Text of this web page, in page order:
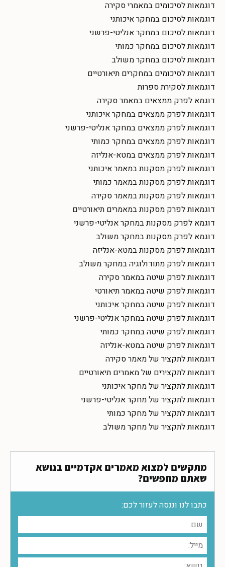
דוגמאות לסיכומים במאמרי סקירה
דוגמאות לסיכום במחקר איכותני
דוגמאות לסיכום במחקר אנליטי-פרשני
דוגמאות לסיכום במחקר כמותי
דוגמאות לסיכום במחקר משולב
דוגמאות לסיכומים במחקרים תיאורטיים
דוגמאות לסקירת ספרות
דוגמא לפרק ממצאים במאמר סקירה
דוגמאות לפרק ממצאים במחקר איכותני
דוגמאות לפרק ממצאים במחקר אנליטי-פרשני
דוגמאות לפרק ממצאים במחקר כמותי
דוגמאות לפרק ממצאים במטא-אנליזה
דוגמאות לפרק מסקנות במאמר איכותני
דוגמאות לפרק מסקנות במאמר כמותי
דוגמאות לפרק מסקנות במאמר סקירה
דוגמאות לפרק מסקנות במאמרים תיאורטיים
דוגמא לפרק מסקנות במחקר אנליטי-פרשני
דוגמא לפרק מסקנות במחקר משולב
דוגמאות לפרק מסקנות במטא-אנליזה
דוגמאות לפרק מתודולוגיה במחקר משולב
דוגמאות לפרק שיטה במאמר סקירה
דוגמאות לפרק שיטה במאמר תיאורטי
דוגמאות לפרק שיטה במחקר איכותני
דוגמאות לפרק שיטה במחקר אנליטי-פרשני
דוגמאות לפרק שיטה במחקר כמותי
דוגמאות לפרק שיטה במטא-אנליזה
דוגמאות לתקציר של מאמר סקירה
דוגמאות לתקצירים של מאמרים תיאורטיים
דוגמאות לתקציר של מחקר איכותני
דוגמאות לתקציר של מחקר אנליטי-פרשני
דוגמאות לתקציר של מחקר כמותי
דוגמאות לתקציר של מחקר משולב
מתקשים למצוא מאמרים אקדמיים בנושא
שאתם מחפשים?
כתבו לנו וננסה לעזור לכם: